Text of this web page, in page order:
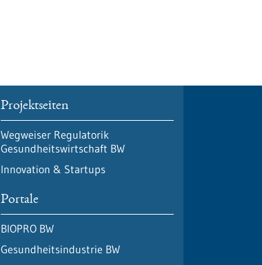
Projektseiten
Wegweiser Regulatorik
Gesundheitswirtschaft BW
Innovation & Startups
Portale
BIOPRO BW
Gesundheitsindustrie BW